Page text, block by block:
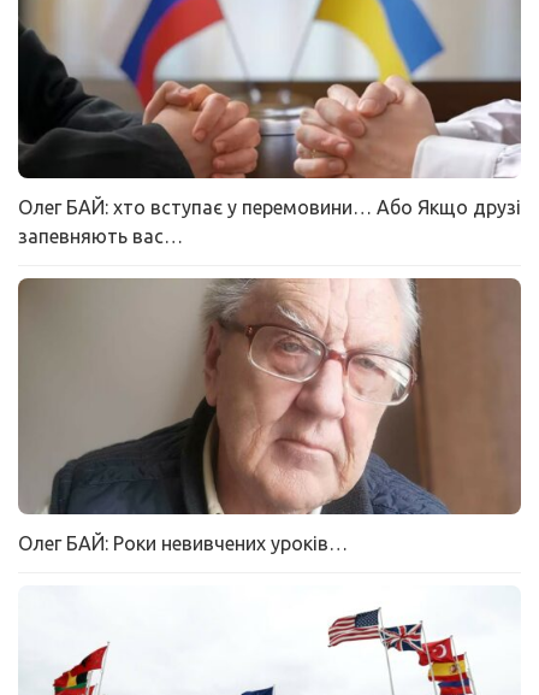
Олег БАЙ: хто вступає у перемовини… Або Якщо друзі
запевняють вас…
Олег БАЙ: Роки невивчених уроків…